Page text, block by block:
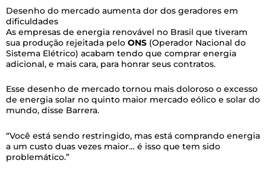
Desenho do mercado aumenta dor dos geradores em
dificuldades
As empresas de energia renovável no Brasil que tiveram
sua produção rejeitada pelo ONS (Operador Nacional do
Sistema Elétrico) acabam tendo que comprar energia
adicional, e mais cara, para honrar seus contratos.
Esse desenho de mercado tornou mais doloroso o excesso
de energia solar no quinto maior mercado eólico e solar do
mundo, disse Barrera.
“Você está sendo restringido, mas está comprando energia
a um custo duas vezes maior… é isso que tem sido
problemático.”